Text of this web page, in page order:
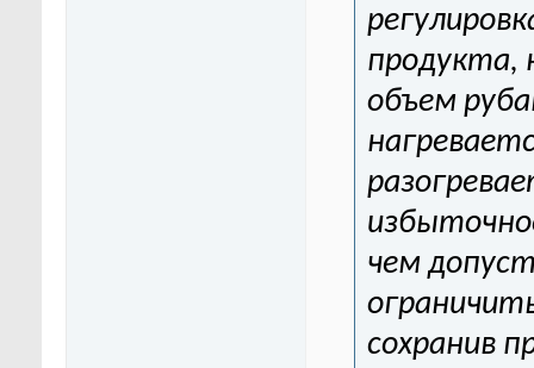
продукта,
объем
чем
сохранив